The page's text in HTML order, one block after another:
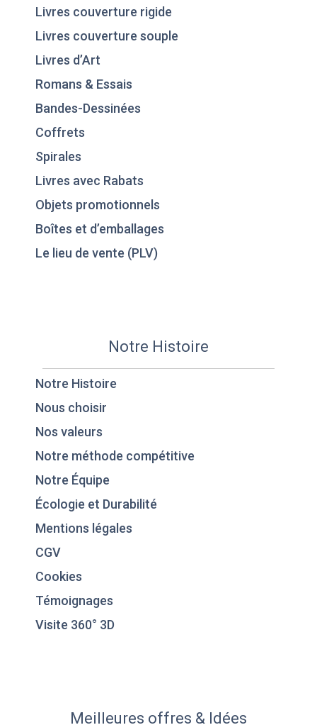
Livres couverture rigide
Livres couverture souple
Livres d’Art
Romans & Essais
Bandes-Dessinées
Coffrets
Spirales
Livres avec Rabats
Objets promotionnels
Boîtes et d’emballages
Le lieu de vente (PLV)
Notre Histoire
Notre Histoire
Nous choisir
Nos valeurs
Notre méthode compétitive
Notre Équipe
Écologie et Durabilité
Mentions légales
CGV
Cookies
Témoignages
Visite 360° 3D
Meilleures offres & Idées